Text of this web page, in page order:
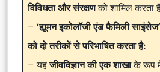
विविधता और संरक्षणको शामिल करता
– ‘ह्यूमन इकोलॉजी एंड फैमिली
को दो तरीकों से परिभाषित करता है:
– यहजीवविज्ञान की एक शाखाके रूप में